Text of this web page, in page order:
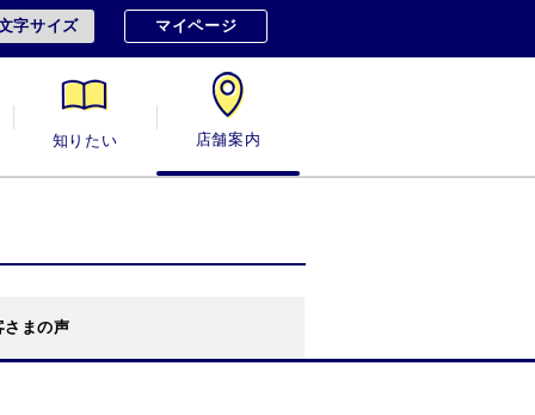
字サイズ マイページ
知りたい 店舗案内
さまの声